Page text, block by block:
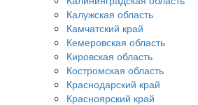
Калужская область
Камчатский край
Кемеровская область
Кировская область
Костромская область
Краснодарский край
Красноярский край